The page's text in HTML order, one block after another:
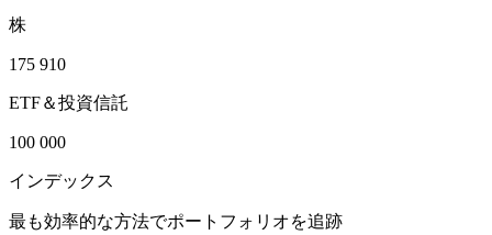
株
175 910
ETF＆投資信託
100 000
インデックス
最も効率的な方法でポートフォリオを追跡